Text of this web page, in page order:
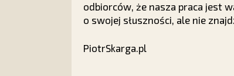
odbiorców, że nasza praca jest
o swojej słuszności, ale nie
PiotrSkarga.pl